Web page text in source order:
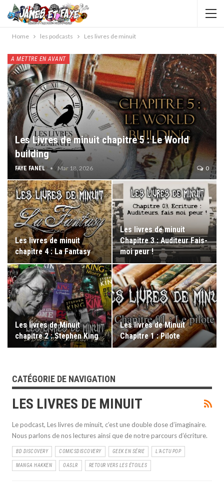
Home les podcasts Les livres de minuit
A METTRE EN AVANT
Les Livres de minuit chapitre 5 : Le World
building
FAYE FANEL Mar 18, 2026 0
Les livres de minuit
chapitre 4 : La Fantasy
Les livres de minuit
Chapitre 3 : Auditeur Fais-
moi peur !
Les livres de Minuit
chapitre 2 : Stephen King
Les livres de Minuit
Chapitre 1 : Pilote
CATÉGORIE DE NAVIGATION
LES LIVRES DE MINUIT
Le podcast, Les livres de minuit, c’est une double dose d’imaginaire.
Nous parlons de nos lectures ainsi que de notre parcours d’écriture.
BD DISCOVERY COMICSDISCOVERY GEEK EN SÉRIE L'ACTU POP
MANGA HAKKEN OASLR RETOUR VERS LES ÉTOILES